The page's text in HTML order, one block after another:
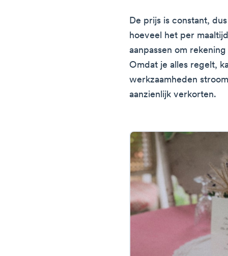
De prijs is constant,
hoeveel het per
aanpassen om
Omdat je alles regelt,
werkzaamheden
aanzienlijk verkorten.